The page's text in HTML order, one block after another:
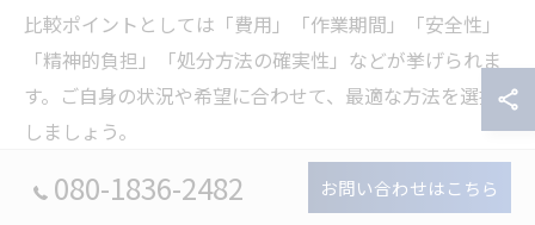
比較ポイントとしては「費用」「作業期間」「安全性」
「精神的負担」「処分方法の確実性」などが挙げられま
す。ご自身の状況や希望に合わせて、最適な方法を選択
しましょう。
ごみ屋敷片付けの費用対効果を見極める
080-1836-2482 お問い合わせはこちら